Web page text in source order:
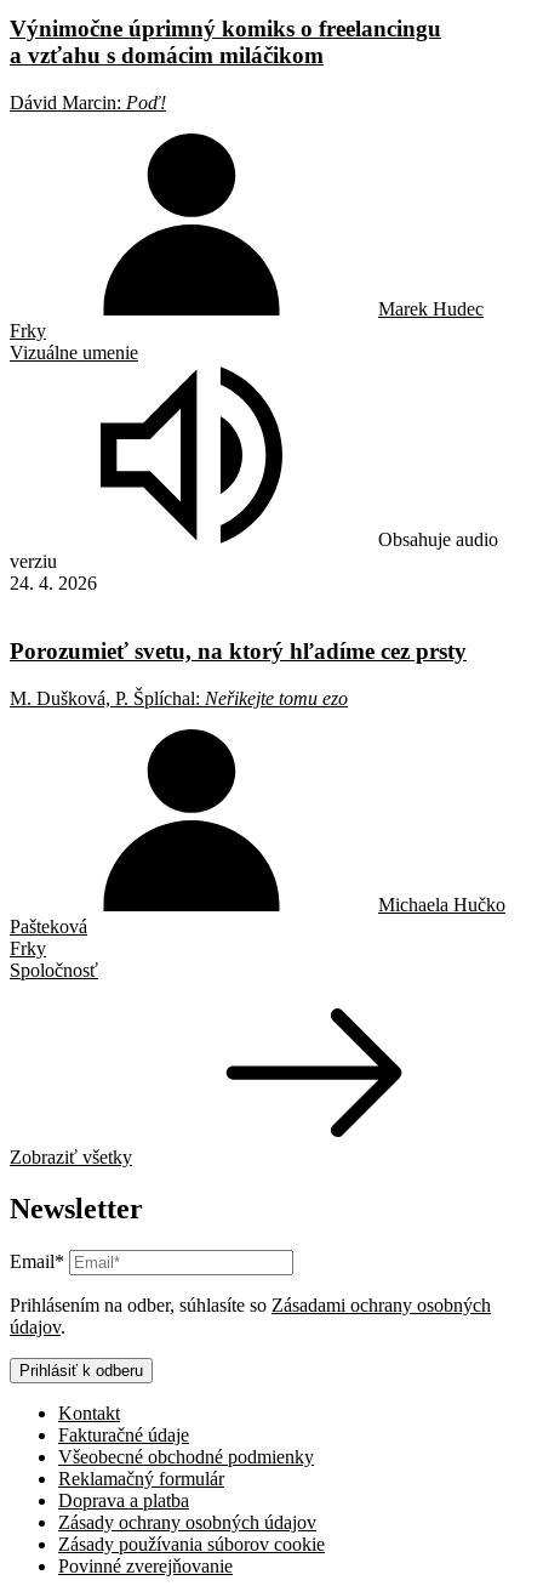
Výnimočne úprimný komiks o freelancingu
a vzťahu s domácim miláčikom
Dávid Marcin: Poď!
Marek Hudec
Frky
Vizuálne umenie
Obsahuje audio
verziu
24. 4. 2026
Porozumieť svetu, na ktorý hľadíme cez prsty
M. Dušková, P. Šplíchal: Neřikejte tomu ezo
Michaela Hučko
Pašteková
Frky
Spoločnosť
Zobraziť všetky
Newsletter
Email*
Prihlásením na odber, súhlasíte so Zásadami ochrany osobných
údajov.
Prihlásiť k odberu
Kontakt
Fakturačné údaje
Všeobecné obchodné podmienky
Reklamačný formulár
Doprava a platba
Zásady ochrany osobných údajov
Zásady používania súborov cookie
Povinné zverejňovanie